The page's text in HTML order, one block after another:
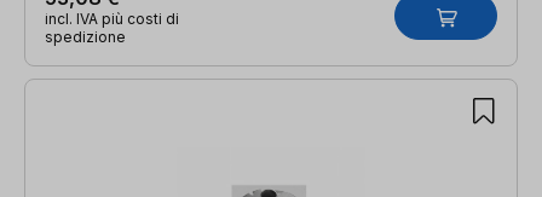
incl. IVA più costi di
spedizione